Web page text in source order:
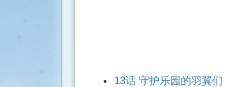
13话 守护乐园的羽翼们